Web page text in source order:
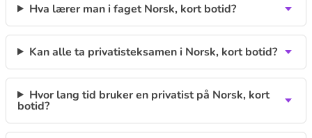
Hva lærer man i faget Norsk, kort botid?
Kan alle ta privatisteksamen i Norsk, kort botid?
Hvor lang tid bruker en privatist på Norsk, kort
botid?